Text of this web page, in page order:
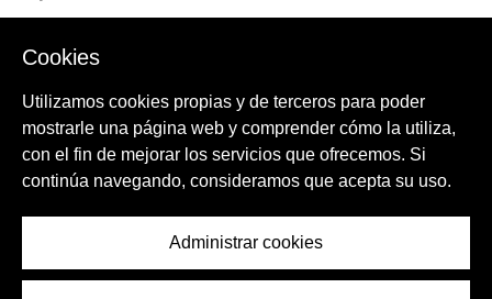
COMPRAR Y VENDER
Comprando tu casa
Vender
Hipoteca
Servicio de búsqueda
Blog
Regiones de todo el mundo
Cookies
Utilizamos cookies propias y de terceros para poder
mostrarle una página web y comprender cómo la utiliza,
con el fin de mejorar los servicios que ofrecemos. Si
continúa navegando, consideramos que acepta su uso.
Administrar cookies